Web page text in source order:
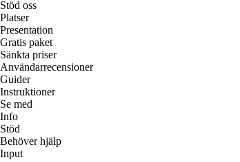
Stöd oss
Platser
Presentation
Gratis paket
Sänkta priser
Användarrecensioner
Guider
Instruktioner
Se med
Info
Stöd
Behöver hjälp
Input